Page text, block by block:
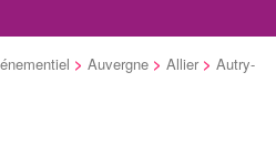
> Auvergne > Allier > Autry-